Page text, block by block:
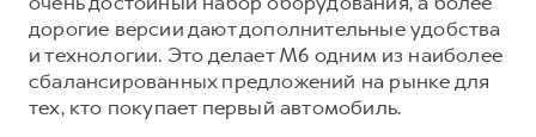
дорогие версии дают дополнительные удобства
и технологии. Это делает M6 одним из наиболее
сбалансированных предложений на рынке для
тех, кто покупает первый автомобиль.